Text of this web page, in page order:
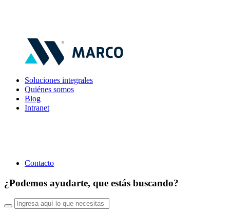
Soluciones integrales
Quiénes somos
Blog
Intranet
Contacto
¿Podemos ayudarte, que estás buscando?